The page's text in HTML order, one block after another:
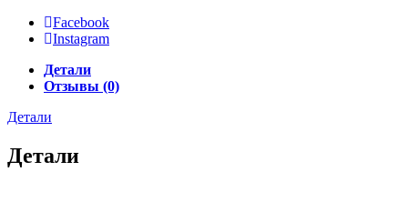
Facebook
Instagram
Детали
Отзывы (0)
Детали
Детали